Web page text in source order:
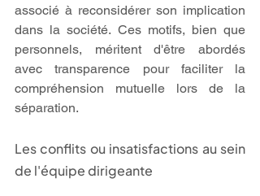
associé à reconsidérer son implication
dans la société. Ces motifs, bien que
personnels, méritent d'être abordés
avec transparence pour faciliter la
compréhension mutuelle lors de la
séparation.
Les conflits ou insatisfactions au sein
de l'équipe dirigeante